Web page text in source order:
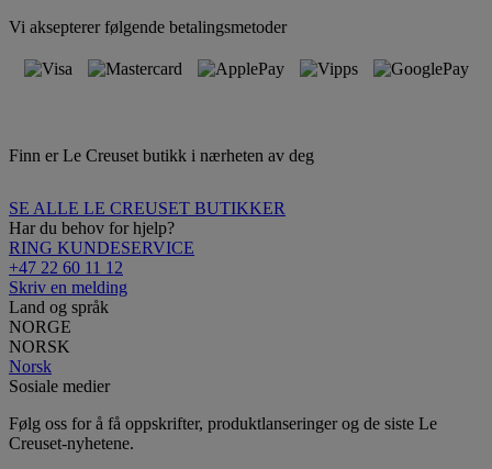
Vi aksepterer følgende betalingsmetoder
Finn er Le Creuset butikk i nærheten av deg
SE ALLE LE CREUSET BUTIKKER
Har du behov for hjelp?
RING KUNDESERVICE
+47 22 60 11 12
Skriv en melding
Land og språk
NORGE
NORSK
Norsk
Sosiale medier
Følg oss for å få oppskrifter, produktlanseringer og de siste Le
Creuset-nyhetene.